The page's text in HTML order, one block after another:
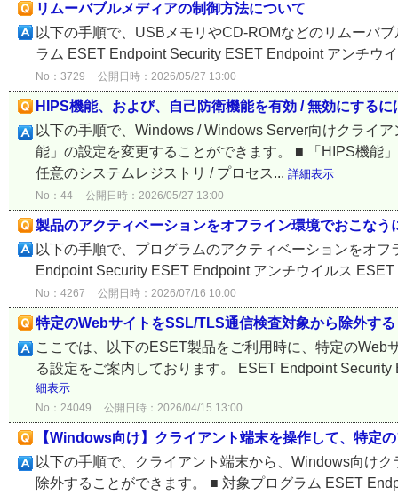
リムーバブルメディアの制御方法について
以下の手順で、USBメモリやCD-ROMなどのリムーバ
ラム ESET Endpoint Security ESET Endpoint アンチウ
No：3729 公開日時：2026/05/27 13:00
HIPS機能、および、自己防衛機能を有効 / 無効にするに
以下の手順で、Windows / Windows Server向けクライ
能」の設定を変更することができます。 ■ 「HIPS機能
任意のシステムレジストリ / プロセス... 詳細表示
No：44 公開日時：2026/05/27 13:00
製品のアクティベーションをオフライン環境でおこなう
以下の手順で、プログラムのアクティベーションをオ
Endpoint Security ESET Endpoint アンチウイルス
No：4267 公開日時：2026/07/16 10:00
特定のWebサイトをSSL/TLS通信検査対象から除外する
ここでは、以下のESET製品をご利用時に、特定の
る設定をご案内しております。 ESET Endpoint
細表示
No：24049 公開日時：2026/04/15 13:00
【Windows向け】クライアント端末を操作して、特定
以下の手順で、クライアント端末から、Windows向け
除外することができます。 ■ 対象プログラム ESET